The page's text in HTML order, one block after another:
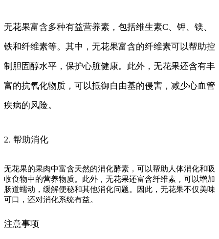
无花果富含多种有益营养素，包括维生素C、钾、镁、
铁和纤维素等。其中，无花果富含的纤维素可以帮助控
制胆固醇水平，保护心脏健康。此外，无花果还含有丰
富的抗氧化物质，可以抵御自由基的侵害，减少心血管
疾病的风险。
2. 帮助消化
无花果的果肉中富含天然的消化酵素，可以帮助人体消化和吸
收食物中的营养物质。此外，无花果还富含纤维素，可以增加
肠道蠕动，缓解便秘和其他消化问题。因此，无花果不仅美味
可口，还对消化系统有益。
注意事项